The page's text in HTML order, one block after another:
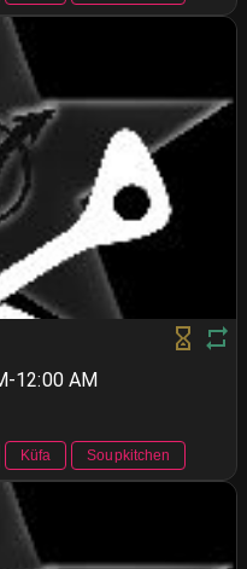
12:00 AM
Küfa Soupkitchen